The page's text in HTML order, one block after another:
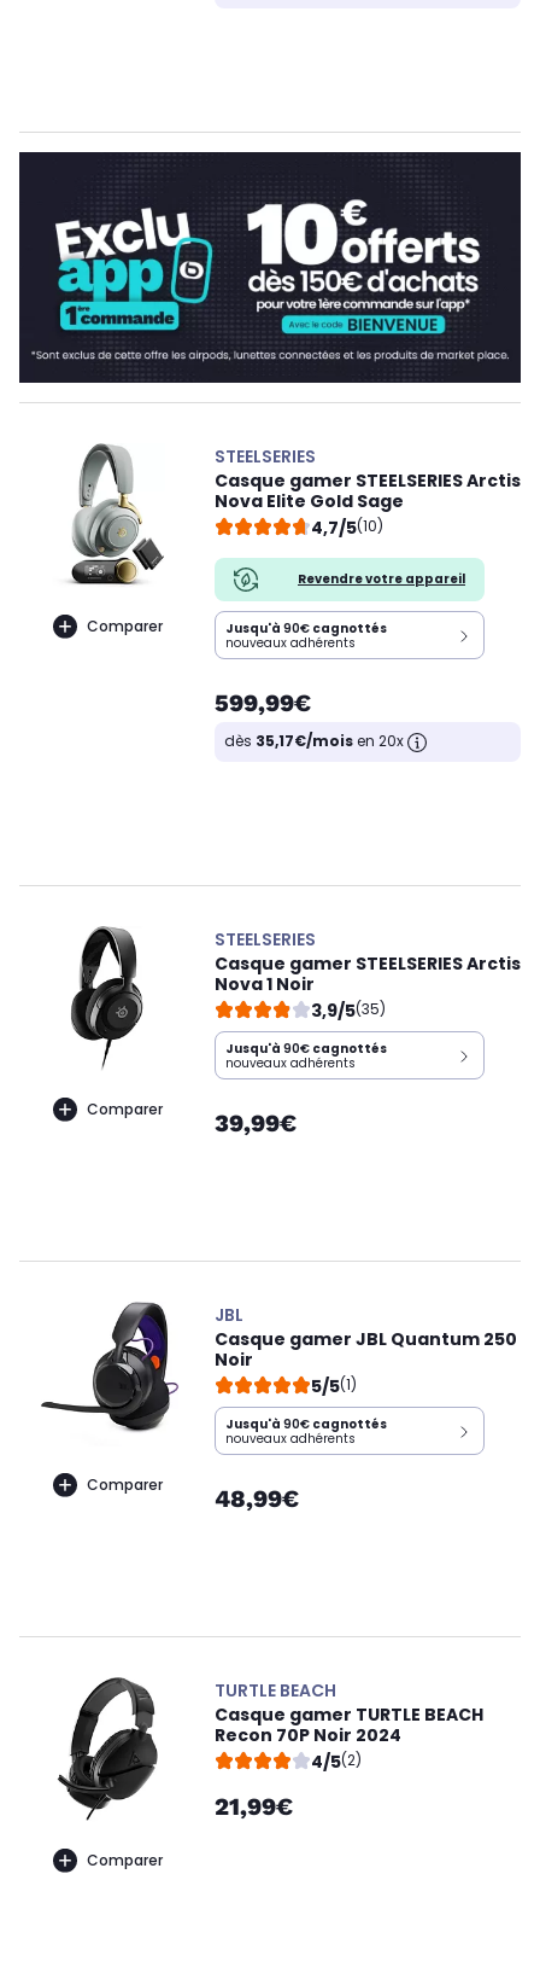
Comparer
STEELSERIES
Casque gamer STEELSERIES Arctis
Nova Elite Gold Sage
4,7/5(10)
Revendre votre appareil
Jusqu'à 90€ cagnottés
nouveaux adhérents
599,99€
dès 35,17€/moisen 20x
Comparer
STEELSERIES
Casque gamer STEELSERIES Arctis
Nova 1 Noir
3,9/5(35)
Jusqu'à 90€ cagnottés
nouveaux adhérents
39,99€
Comparer
JBL
Casque gamer JBL Quantum 250
Noir
5/5(1)
Jusqu'à 90€ cagnottés
nouveaux adhérents
48,99€
Comparer
TURTLE BEACH
Casque gamer TURTLE BEACH
Recon 70P Noir 2024
4/5(2)
21,99€